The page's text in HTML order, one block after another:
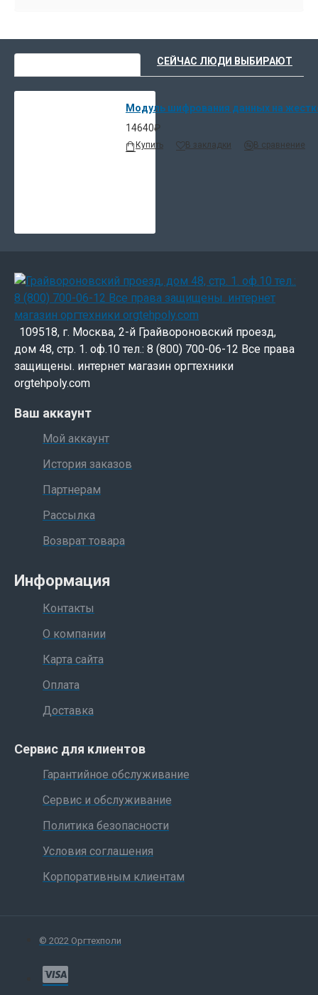
СЕЙЧАС ЛЮДИ ВЫБИРАЮТ
Модуль шифрования данных на
14640₽
Купить В закладки В сравнение
109518, г. Москва, 2-й Грайвороновский проезд,
дом 48, стр. 1. оф.10 тел.: 8 (800) 700-06-12 Все права
защищены. интернет магазин оргтехники
orgtehpoly.com
Ваш аккаунт
Мой аккаунт
История заказов
Партнерам
Рассылка
Возврат товара
Информация
Контакты
О компании
Карта сайта
Оплата
Доставка
Сервис для клиентов
Гарантийное обслуживание
Сервис и обслуживание
Политика безопасности
Условия соглашения
Корпоративным клиентам
© 2022 Оргтехполи